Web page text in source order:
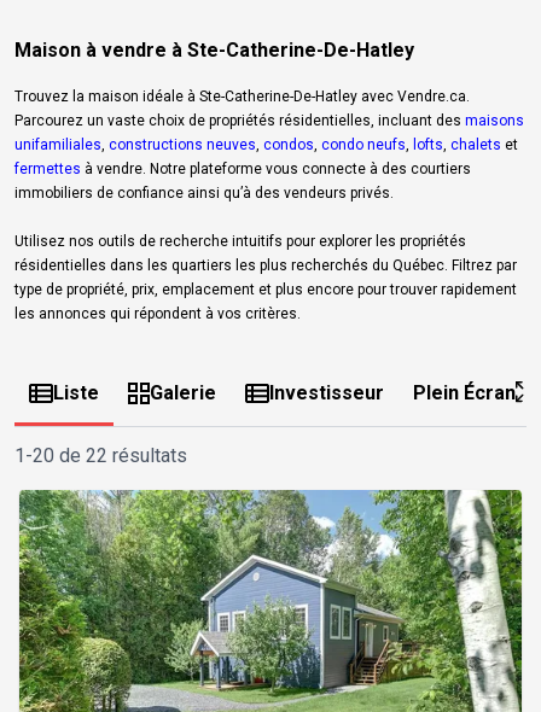
Maison à vendre à Ste-Catherine-De-Hatley
Trouvez la maison idéale à Ste-Catherine-De-Hatley avec Vendre.ca.
Parcourez un vaste choix de propriétés résidentielles, incluant des maisons
unifamiliales constructions neuves condos condo neufs lofts chalets et
fermettes à vendre. Notre plateforme vous connecte à des courtiers
immobiliers de confiance ainsi qu’à des vendeurs privés.
Utilisez nos outils de recherche intuitifs pour explorer les propriétés
résidentielles dans les quartiers les plus recherchés du Québec. Filtrez par
type de propriété, prix, emplacement et plus encore pour trouver rapidement
les annonces qui répondent à vos critères.
Liste Galerie Investisseur Plein Écran
1-20 de 22 résultats